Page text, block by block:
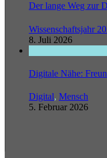
Der lange Weg zur
Wissenschaftsjahr
8. Juli 2026
Digitale Nähe:
Digital, Mensch
5. Februar 2026